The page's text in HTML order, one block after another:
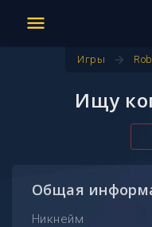
menu
Игры arrow_forward
Ищу
Общая
Никнейм